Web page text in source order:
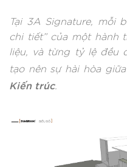
Tại 3A Signature, mỗi
chi tiết” của một hành
liệu, và từng tỷ lệ đều
tạo nên sự hài hòa giữa
Kiến trúc.